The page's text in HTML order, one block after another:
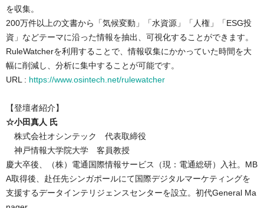
を収集。
200万件以上の文書から「気候変動」「水資源」「人権」「ESG投
資」などテーマに沿った情報を抽出、可視化することができます。
RuleWatcherを利用することで、情報収集にかかっていた時間を大
幅に削減し、分析に集中することが可能です。
URL : https://www.osintech.net/rulewatcher
☆小田真人 氏
株式会社オシンテック　代表取締役
神戸情報大学院大学　客員教授
慶大卒後、（株）電通国際情報サービス（現：電通総研）入社。MB
A取得後、赴任先シンガポールにて国際デジタルマーケティングを
支援するデータインテリジェンスセンターを設立。初代General Ma